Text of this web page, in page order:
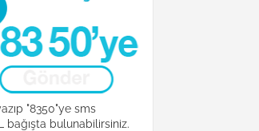
"8350"ye sms
bağışta bulunabilirsiniz.